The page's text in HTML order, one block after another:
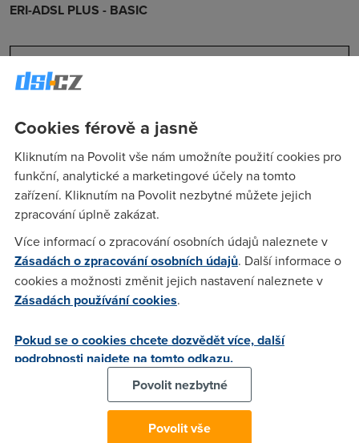
ERI-ADSL PLUS - BASIC
768/128
349,- 789,-
989,-
1024/256
989,-
1 189,-
1536/256
X 1 189,-
1 439,-
2048/256
459,- 1 439,-
2560/256
X
3072/256
669,- 1 879,-
2 389,-
3584/384
X 2 439,-
1 179,- 2 639,-
Cookies férově a jasně
Kliknutím na Povolit vše nám umožníte použití cookies pro
funkční, analytické a marketingové účely na tomto
zařízení. Kliknutím na Povolit nezbytné můžete jejich
zpracování úplně zakázat.
Více informací o zpracování osobních údajů naleznete v
Zásadách o zpracování osobních údajů. Další informace o
cookies a možnosti změnit jejich nastavení naleznete v
Zásadách používání cookies.
Pokud se o cookies chcete dozvědět více, další
podrobnosti najdete na tomto odkazu.
Povolit nezbytné
Povolit vše